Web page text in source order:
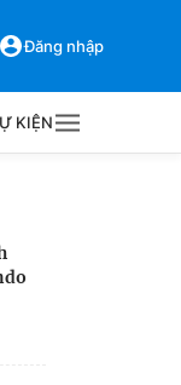
Đăng nhập
KIỆN